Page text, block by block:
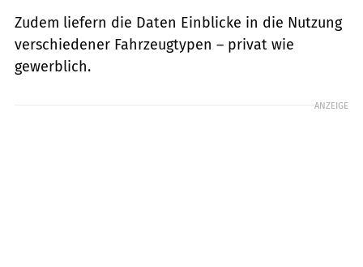
Zudem liefern die Daten Einblicke in die Nutzung
verschiedener Fahrzeugtypen – privat wie
gewerblich.
ANZEIGE